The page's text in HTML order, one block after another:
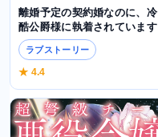
離婚予定の契約婚なのに、冷
酷公爵様に執着されています
ラブストーリー
★ 4.4